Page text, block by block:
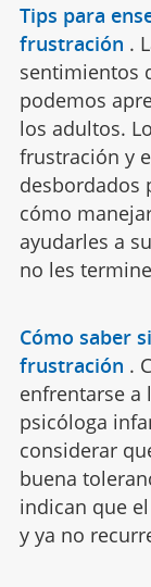
Tips para
frustración .
sentimientos
podemos
los adultos.
frustración y
desbordados
cómo
ayudarles a
no les
Cómo saber
frustración .
enfrentarse a
psicóloga
considerar
buena
indican que
y ya no